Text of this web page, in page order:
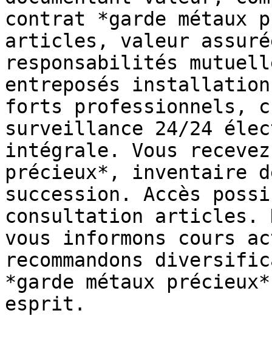
contrat *garde métaux
articles, valeur
responsabilités
entreposés
forts professionnels,
surveillance 24/24
intégrale. Vous
précieux*, inventaire
succession. Accès
consultation articles.
vous informons cours
recommandons
*garde métaux
esprit.